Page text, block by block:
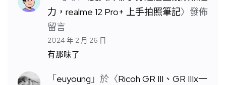
力，realme 12 Pro+ 上手拍照筆記〉發佈
留言
2024 年 2 月 26 日
有那味了
「euyoung 」於〈Ricoh GR III、GR IIIx一